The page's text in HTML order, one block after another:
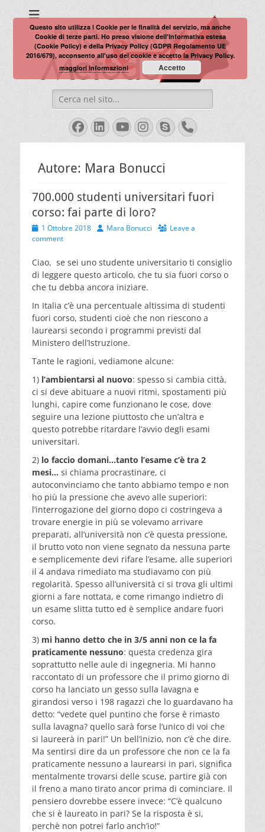
Memoria e Metodo
Search
for:
Facebook
LinkedIn
YouTube
Instagram
SkypePhone
Autore: Mara Bonucci
700.000 studenti universitari fuori
corso: fai parte di loro?
Posted
on
1 Ottobre 2018 AuthorMara Bonucci
Leave a
comment
Ciao, se sei uno studente universitario ti consiglio
di leggere questo articolo, che tu sia fuori corso o
che tu debba ancora iniziare.
In Italia c’è una percentuale altissima di studenti
fuori corso, studenti cioè che non riescono a
laurearsi secondo i programmi previsti dal
Ministero dell’Istruzione.
Tante le ragioni, vediamone alcune:
1) l’ambientarsi al nuovo: spesso si cambia città,
ci si deve abituare a nuovi ritmi, spostamenti più
lunghi, capire come funzionano le cose, dove
seguire una lezione piuttosto che un’altra e
questo potrebbe ritardare l’avvio degli esami
universitari.
2) lo faccio domani…tanto l’esame c’è tra 2
mesi… si chiama procrastinare, ci
autoconvinciamo che tanto abbiamo tempo e non
ho più la pressione che avevo alle superiori:
l’interrogazione del giorno dopo ci costringeva a
trovare energie in più se volevamo arrivare
preparati, all’università non c’è questa pressione,
il brutto voto non viene segnato da nessuna parte
e semplicemente devi rifare l’esame, alle superiori
il 4 andava rimediato ma studiavamo con più
regolarità. Spesso all’università ci si trova gli ultimi
giorni a fare nottata, e come rimango indietro di
un esame slitta tutto ed è semplice andare fuori
corso.
3) mi hanno detto che in 3/5 anni non ce la fa
praticamente nessuno: questa credenza gira
soprattutto nelle aule di ingegneria. Mi hanno
raccontato di un professore che il primo giorno di
corso ha lanciato un gesso sulla lavagna e
girandosi verso i 198 ragazzi che lo guardavano ha
detto: “vedete quel puntino che forse è rimasto
sulla lavagna? quello sarà forse l’unico di voi che
si laureerà in pari!” Un bell’inizio, non c’è che dire.
Ma sentirsi dire da un professore che non ce la fa
praticamente nessuno a laurearsi in pari, significa
mentalmente trovarsi delle scuse, partire già con
il freno a mano tirato ancor prima di cominciare. Il
pensiero dovrebbe essere invece: “C’è qualcuno
che si è laureato in pari? Se la risposta è si,
perchè non potrei farlo anch’io!”
Questo sito utilizza i Cookie per le finalità del servizio, ma anche
Cookie di terze parti. Ho preso visione dell'Informativa estesa
(Cookie Policy) e della Privacy Policy (GDPR Regolamento UE
2016/679), acconsento all'uso dei cookie e accetto la Privacy Policy.
maggiori informazioni
Accetto